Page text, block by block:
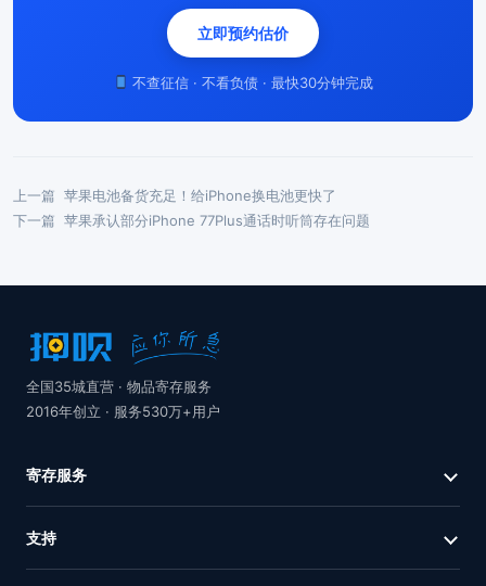
立即预约估价
不查征信 · 不看负债 · 最快30分钟完成
上一篇 苹果电池备货充足！给iPhone换电池更快了
下一篇 苹果承认部分iPhone 77Plus通话时听筒存在问题
全国35城直营 · 物品寄存服务
2016年创立 · 服务530万+用户
寄存服务
支持